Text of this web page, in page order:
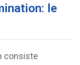
le
consiste